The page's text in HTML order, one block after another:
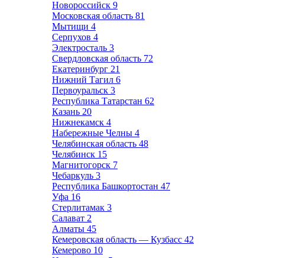
Новороссийск 9
Московская область 81
Мытищи 4
Серпухов 4
Электросталь 3
Свердловская область 72
Екатеринбург 21
Нижний Тагил 6
Первоуральск 3
Республика Татарстан 62
Казань 20
Нижнекамск 4
Набережные Челны 4
Челябинская область 48
Челябинск 15
Магнитогорск 7
Чебаркуль 3
Республика Башкортостан 47
Уфа 16
Стерлитамак 3
Салават 2
Алматы 45
Кемеровская область — Кузбасс 42
Кемерово 10